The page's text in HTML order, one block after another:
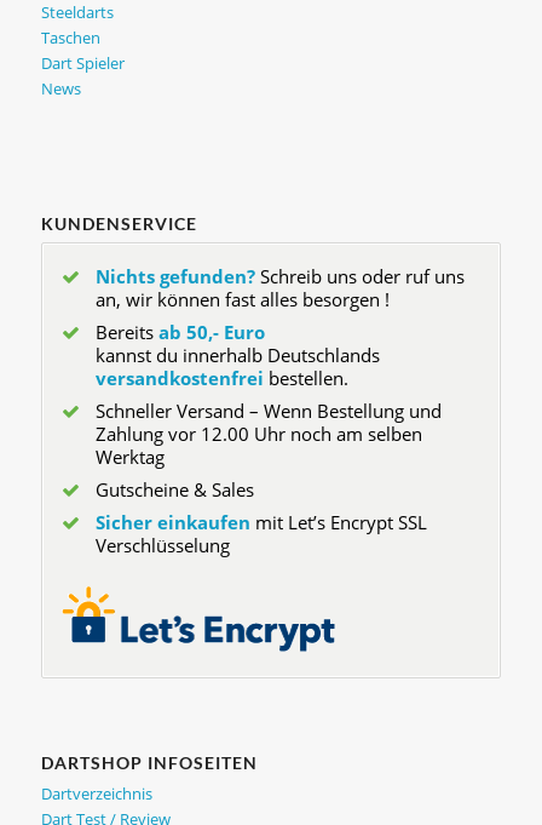
Steeldarts
Taschen
Dart Spieler
News
KUNDENSERVICE
Nichts gefunden?Schreib uns oder ruf uns
an, wir können fast alles besorgen !
Bereits ab 50,- Euro
kannst du innerhalb Deutschlands
versandkostenfrei bestellen.
Schneller Versand – Wenn Bestellung und
Zahlung vor 12.00 Uhr noch am selben
Werktag
Gutscheine & Sales
Sicher einkaufen mit Let’s Encrypt SSL
Verschlüsselung
DARTSHOP INFOSEITEN
Dartverzeichnis
Dart Test / Review